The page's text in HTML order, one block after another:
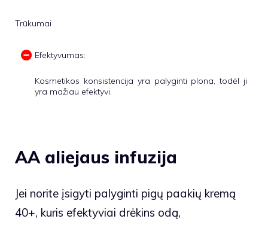
Trūkumai
Efektyvumas:
Kosmetikos konsistencija yra palyginti plona, ​​todėl ji
yra mažiau efektyvi.
AA aliejaus infuzija
Jei norite įsigyti palyginti pigų paakių kremą
40+, kuris efektyviai drėkins odą,